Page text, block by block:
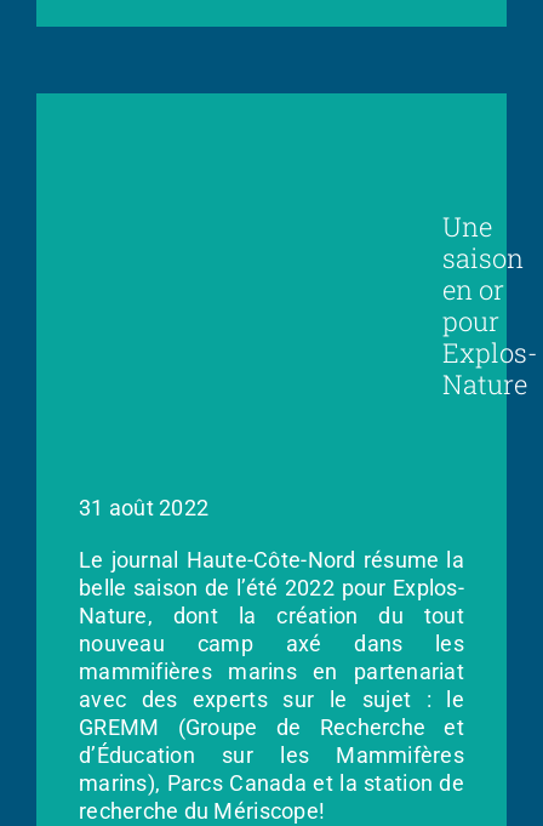
Une
saison
en or
pour
Explos-
Nature
31 août 2022
Le journal Haute-Côte-Nord résume la
belle saison de l’été 2022 pour Explos-
Nature, dont la création du tout
nouveau camp axé dans les
mammifières marins en partenariat
avec des experts sur le sujet : le
GREMM (Groupe de Recherche et
d’Éducation sur les Mammifères
marins), Parcs Canada et la station de
recherche du Mériscope!